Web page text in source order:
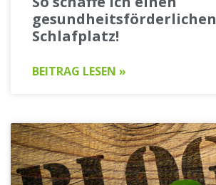
gesundheitsförderlichen
Schlafplatz!
BEITRAG LESEN »